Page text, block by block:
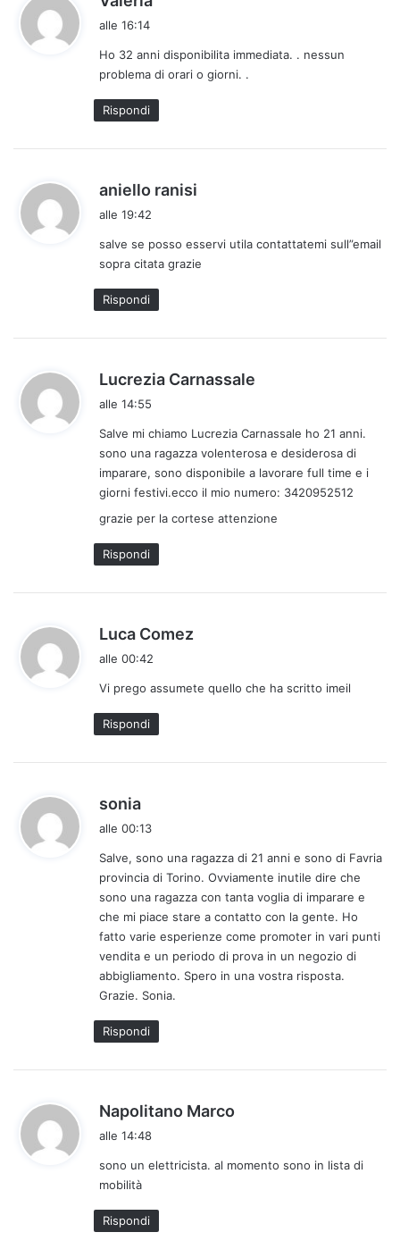
e
t
t
o
alle 16:14
Ho 32 anni disponibilita immediata. . nessun
problema di orari o giorni. .
Rispondi
aniello ranisi
e
t
alle 19:42
salve se posso esservi utila contattatemi sull”email
sopra citata grazie
Rispondi
Lucrezia Carnassale
e
t
o
:
alle 14:55
Salve mi chiamo Lucrezia Carnassale ho 21 anni.
sono una ragazza volenterosa e desiderosa di
imparare, sono disponibile a lavorare full time e i
giorni festivi.ecco il mio numero: 3420952512
grazie per la cortese attenzione
Rispondi
Luca Comez
e
alle 00:42
Vi prego assumete quello che ha scritto imeil
Rispondi
sonia
e
t
t
o
:
alle 00:13
Salve, sono una ragazza di 21 anni e sono di Favria
provincia di Torino. Ovviamente inutile dire che
sono una ragazza con tanta voglia di imparare e
che mi piace stare a contatto con la gente. Ho
fatto varie esperienze come promoter in vari punti
vendita e un periodo di prova in un negozio di
abbigliamento. Spero in una vostra risposta.
Grazie. Sonia.
Rispondi
Napolitano Marco
e
alle 14:48
sono un elettricista. al momento sono in lista di
mobilità
Rispondi